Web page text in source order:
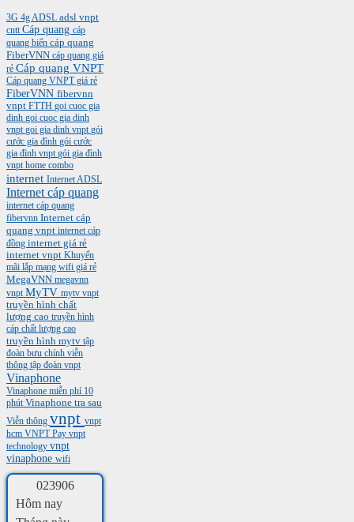
3G 4gADSL adsl vnpt
cnttCáp quang cáp
quang biển cáp quang
FiberVNN cáp quang giá
rẻ Cáp quang VNPT
Cáp quang VNPT giá rẻ
FiberVNN fibervnn
vnpt FTTH goi cuoc gia
dinh goi cuoc gia dinh
vnptgoi gia dinh vnptgói
cước gia đình gói cước
gia đình vnptgói gia đình
vnpthome combo
internet Internet ADSL
Internet cáp quang
internet cáp quang
fibervnn Internet cáp
quang vnpt internet cáp
đồng internet giá rẻ
internet vnpt Khuyến
mãi lắp mạng wifi giá rẻ
MegaVNN megavnn
vnptMyTV mytv vnpt
truyền hình chất
lượng cao truyền hình
cáp chất lượng cao
truyền hình mytv tập
đoàn bưu chính viễn
thông tập đoàn vnpt
Vinaphone
Vinaphone miễn phí 10
phútVinaphone tra sau
Viễn thông vnpt vnpt
hcm VNPT Pay vnpt
technology vnpt
vinaphone wifi
023906
Hôm nay